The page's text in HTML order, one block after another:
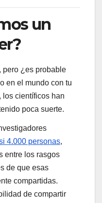
un
pero ¿es probable
en el mundo con tu
los científicos han
poca suerte.
4.000 personas,
entre los rasgos
de que esas
compartidas.
de compartir